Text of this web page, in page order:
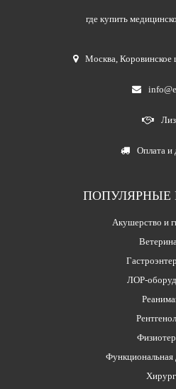
где купить
Москва,Коровинское
Оплата и
ПОПУЛЯРНЫЕ
Акушерство и
ЛОР-
Функциональная